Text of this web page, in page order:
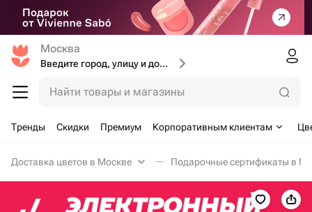
Москва
Введите город, улицу и дом доставки
Найти товары и магазины
Тренды Скидки Премиум Корпоративным клиентам
Доставка цветов в Москве Подарочные сертификаты в